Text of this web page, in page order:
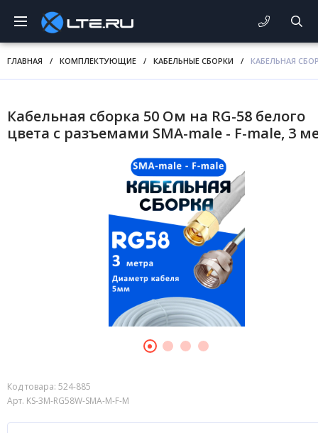
ГЛАВНАЯ / КОМПЛЕКТУЮЩИЕ / КАБЕЛЬНЫЕ СБОРКИ / КАБЕЛЬНАЯ
Кабельная сборка 50 Ом на RG-58 белого
цвета с разъемами SMA-male - F-male, 3
Код товара: 524-885
Арт. KS-3M-RG58W-SMA-M-F-M